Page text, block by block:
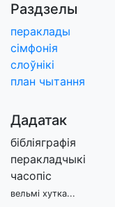
Раздзелы
пераклады
сімфонія
слоўнікі
план чытання
Дадатак
бібліяграфія
перакладчыкі
часопіс
вельмі хутка...